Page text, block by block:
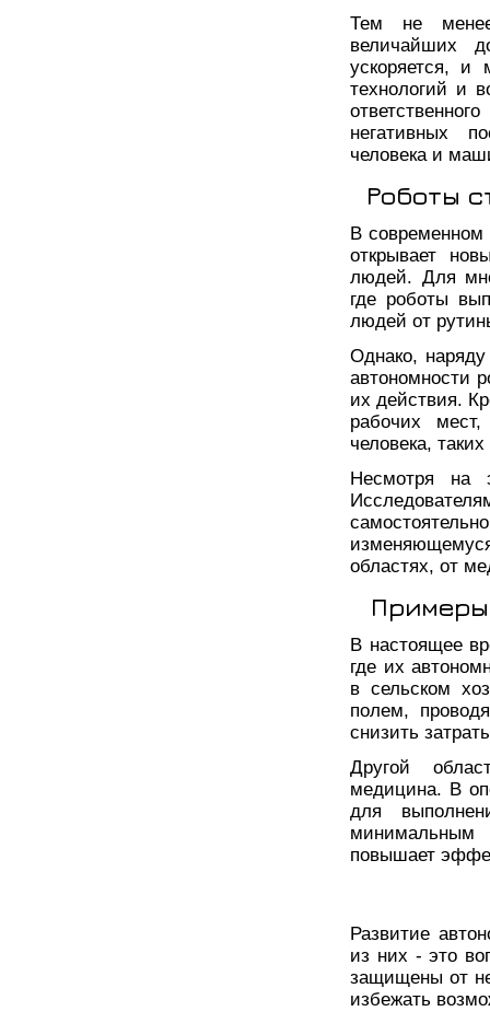
Тем не
величайших
ускоряется,
технологий и
негативных
человека и
Роботы
В современном
открывает
людей. Для
где роботы
людей от
Однако,
автономности
их действия.
рабочих
человека,
Несмотря на
областях, от
В настоящее
где их
в сельском
полем,
снизить
Другой
медицина. В
для
минимальным
повышает
Развитие
из них - это
защищены от
избежать